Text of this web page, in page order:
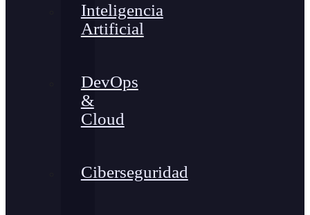
Inteligencia
Artificial
DevOps
&
Cloud
Ciberseguridad